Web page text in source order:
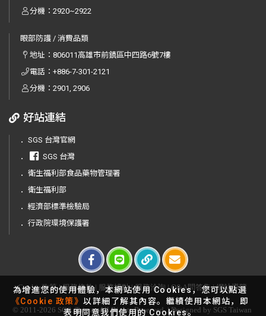
分機：2920~2922
眼部防護 / 消費品類
地址：806011高雄市前鎮區中四路6號7樓
電話：+886-7-301-2121
分機：2901, 2906
好站連結
． SGS 台灣官網
．
SGS 台灣
． 衛生福利部食品藥物管理署
． 衛生福利部
． 經濟部標準檢驗局
． 行政院環境保護署
Cookie政策 |服務條款 | 服務據點 |服務洽詢 |Q&A問答集 |網站導覽
© 2011-2026 SGS. Taiwan All Rights Reserved. | Designed by SGS Taiwan
為增進您的使用體驗，本網站使用 Cookies，您可以點選
《Cookie 政策》以詳細了解其內容。繼續使用本網站，即
表明同意我們使用的 Cookies。